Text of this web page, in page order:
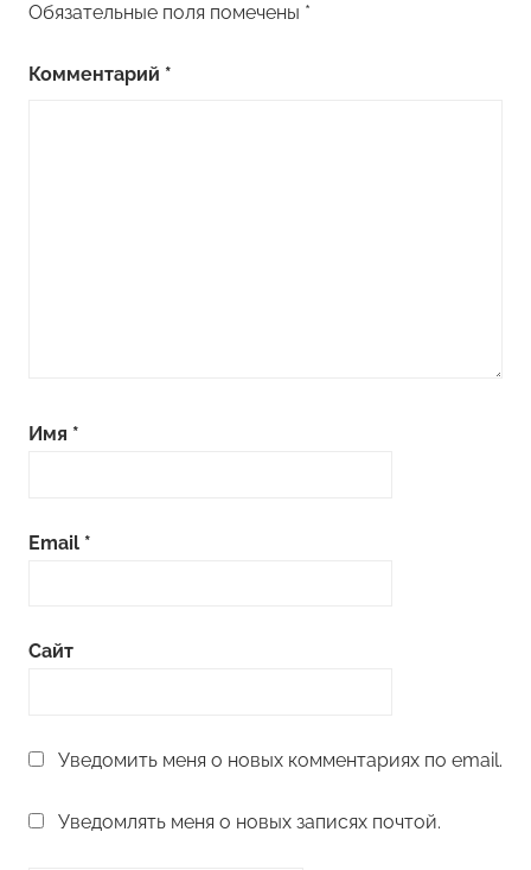
Обязательные поля помечены *
Комментарий *
Имя *
Email *
Сайт
Уведомить меня о новых комментариях по email.
Уведомлять меня о новых записях почтой.